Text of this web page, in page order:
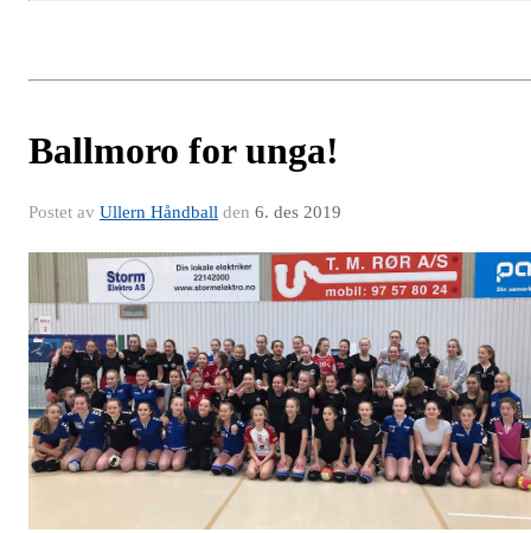
Ballmoro for unga!
Postet av Ullern Håndball den 6. des 2019